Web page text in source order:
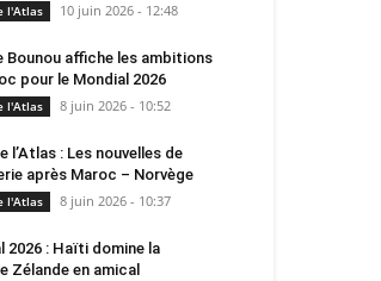
l'Atlas 10 juin 2026 - 12:48
Bounou affiche les ambitions
pour le Mondial 2026
l'Atlas 8 juin 2026 - 10:52
l’Atlas : Les nouvelles de
après Maroc – Norvège
l'Atlas 8 juin 2026 - 10:37
2026 : Haïti domine la
Zélande en amical